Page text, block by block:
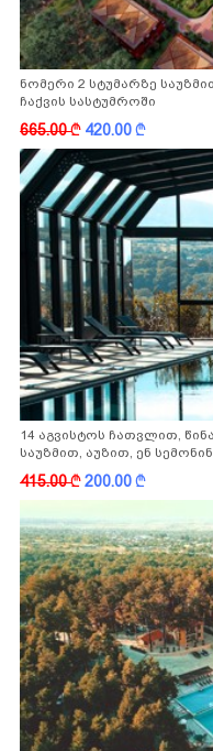
ნომერი 2 სტუმარზე
ჩაქვის სასტუმროში
665.00k 420.00k
14 აგვისტოს ჩათვლით,
საუზმით, აუზით, ენ
ფასდაკლებით
415.00k200.00k